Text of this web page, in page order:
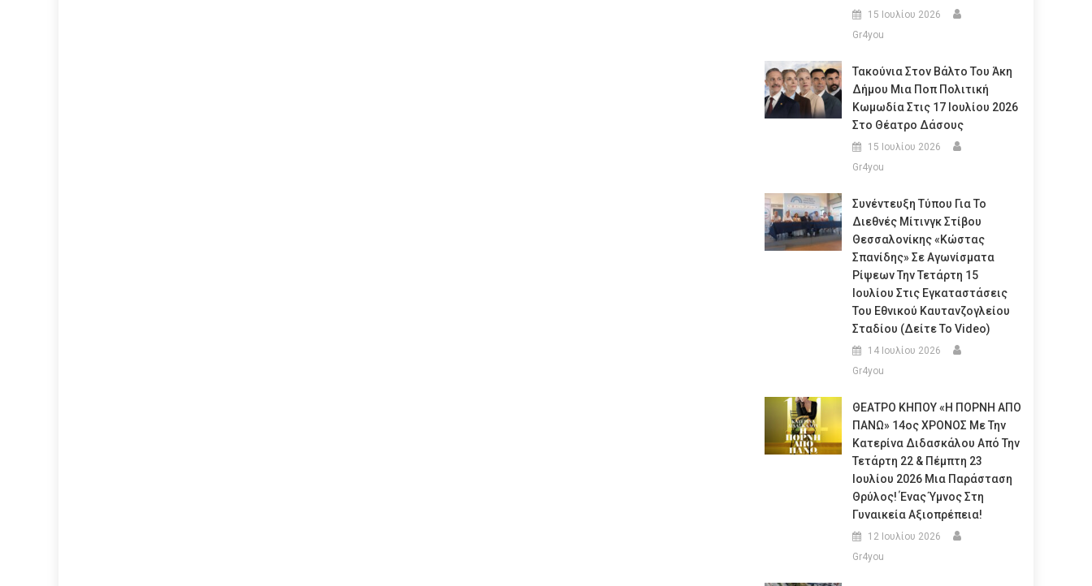
15 Ιουλίου 2026
Gr4you
Τακούνια Στον Βάλτο Του Άκη
Δήμου Μια Ποπ Πολιτική
Κωμωδία Στις 17 Ιουλίου 2026
Στο Θέατρο Δάσους
15 Ιουλίου 2026
Gr4you
Συνέντευξη Τύπου Για Το
Διεθνές Μίτινγκ Στίβου
Θεσσαλονίκης «Κώστας
Σπανίδης» Σε Αγωνίσματα
Ρίψεων Την Τετάρτη 15
Ιουλίου Στις Εγκαταστάσεις
Του Εθνικού Καυτανζογλείου
Σταδίου (Δείτε Το Video)
14 Ιουλίου 2026
Gr4you
ΘΕΑΤΡΟ ΚΗΠΟΥ «Η ΠΟΡΝΗ ΑΠΟ
ΠΑΝΩ» 14ος ΧΡΟΝΟΣ Με Την
Κατερίνα Διδασκάλου Από Την
Τετάρτη 22 & Πέμπτη 23
Ιουλίου 2026 Μια Παράσταση
Θρύλος! Ένας Ύμνος Στη
Γυναικεία Αξιοπρέπεια!
12 Ιουλίου 2026
Gr4you